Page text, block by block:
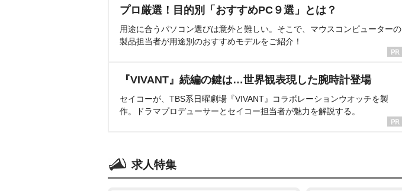
プロ厳選！目的別「おすすめPC９選」とは？
用途に合うパソコン選びは意外と難しい。そこで、マウスコンピューターの
製品担当者が用途別のおすすめモデルをご紹介！
『VIVANT』続編の鍵は…世界観表現した腕時計登場
セイコーが、TBS系日曜劇場『VIVANT』コラボレーションウオッチを製
作。ドラマプロデューサーとセイコー担当者が魅力を解説する。
求人特集